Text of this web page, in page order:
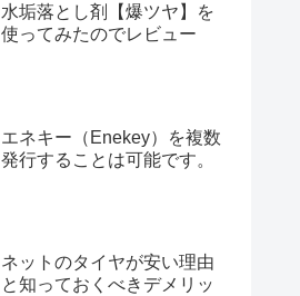
水垢落とし剤【爆ツヤ】を
使ってみたのでレビュー
エネキー（Enekey）を複数
発行することは可能です。
ネットのタイヤが安い理由
と知っておくべきデメリッ